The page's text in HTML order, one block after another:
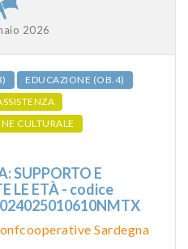
2026
EDUCAZIONE (OB.4)
CULTURALE
SUPPORTO E
LE ETÀ - codice
Sardegna